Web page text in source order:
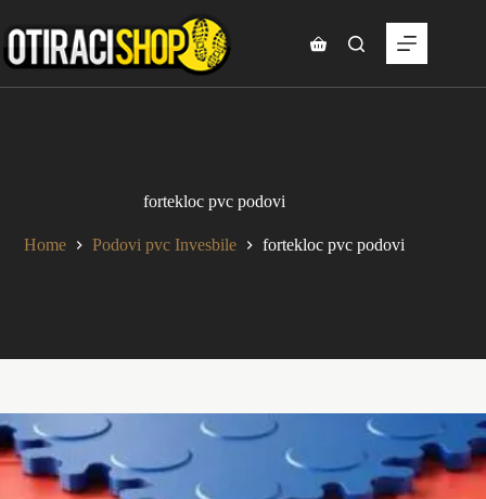
to
content
Shopping
fortekloc pvc podovi
Home Podovi pvc Invesbile fortekloc pvc podovi